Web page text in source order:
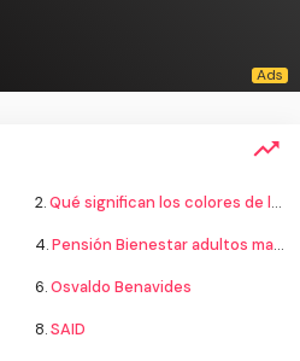
2.Qué significan los colores de la bandera
4.Pensión Bienestar adultos mayores
6.Osvaldo Benavides
8.SAID